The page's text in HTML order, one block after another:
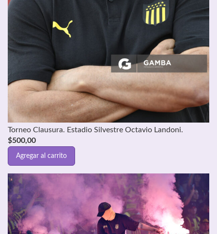
Torneo Clausura. Estadio Silvestre Octavio Landoni.
$500,00
Agregar al carrito